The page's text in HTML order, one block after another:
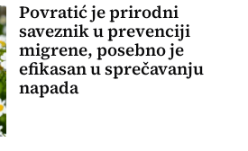
Povratić je prirodni
saveznik u prevenciji
migrene, posebno je
efikasan u sprečavanju
napada